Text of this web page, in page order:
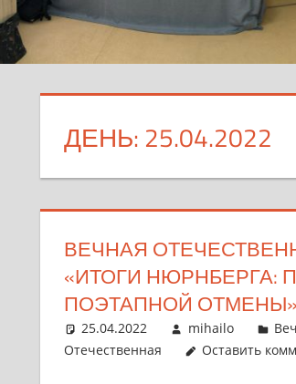
ДЕНЬ: 25.04.2022
ВЕЧНАЯ
«ИТОГИ НЮРНБЕРГА:
ПОЭТАПНОЙ ОТМЕНЫ»
25.04.2022 mihailo
Отечественная
Оставить